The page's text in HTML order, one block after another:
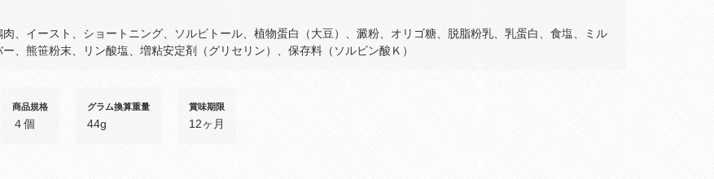
肉、イースト、ショートニング、ソルビトール、植物蛋白（大豆）、澱粉、オリゴ糖、脱脂粉乳、乳蛋白、食塩、ミル
、熊笹粉末、リン酸塩、増粘安定剤（グリセリン）、保存料（ソルビン酸Ｋ）
商品規格
４個
グラム換算重量
44g
賞味期限
12ヶ月